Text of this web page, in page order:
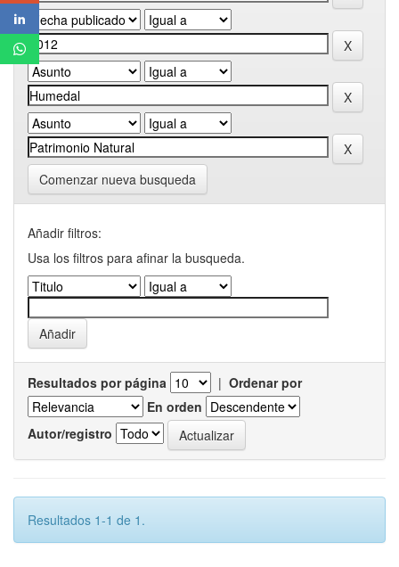
Comenzar nueva busqueda
Añadir filtros:
Usa los filtros para afinar la busqueda.
Resultados por página | Ordenar por
En orden
Autor/registro
Resultados 1-1 de 1.